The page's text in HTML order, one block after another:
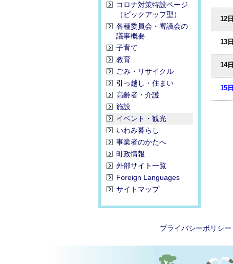
コロナ対策特設ページ
（ピックアップ型）
各種委員会・審議会の
議事概要
子育て
教育
ごみ・リサイクル
引っ越し・住まい
高齢者・介護
施設
イベント・観光
いわみ暮らし
事業者のかたへ
町政情報
外部サイト一覧
Foreign Languages
サイトマップ
12日
13日
14日
15日
プライバシーポリシー